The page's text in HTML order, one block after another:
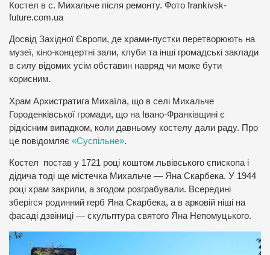
Костел в с. Михальче після ремонту. Фото frankivsk-
future.com.ua
Досвід Західної Європи, де храми-пустки перетворюють на
музеї, кіно-концертні зали, клуби та інші громадські заклади
в силу відомих усім обставин навряд чи може бути
корисним.
Храм Архистратига Михаїла, що в селі Михальче
Городенківської громади, що на Івано-Франківщині є
рідкісним випадком, коли давньому костелу дали раду. Про
це повідомляє «Суспільне».
Костел постав у 1721 році коштом львівського єпископа і
дідича тоді ще містечка Михальче — Яна Скарбека. У 1944
році храм закрили, а згодом розграбували. Всередині
зберігся родинний герб Яна Скарбека, а в арковій ніші на
фасаді дзвіниці — скульптура святого Яна Непомуцького.